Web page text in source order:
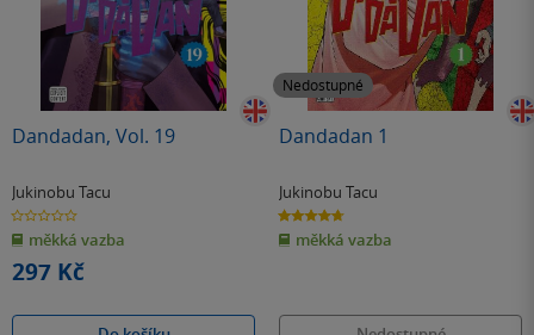
Dandadan, Vol. 19
Jukinobu Tacu
0.0
z
5
hvězdiček
měkká vazba
297 Kč
Nedostupné
Dandadan 1
Jukinobu Tacu
4.7
z
5
hvězdiček
měkká vazba